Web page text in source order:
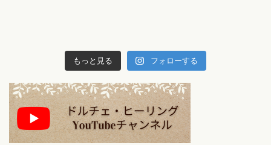
もっと見る フォローする